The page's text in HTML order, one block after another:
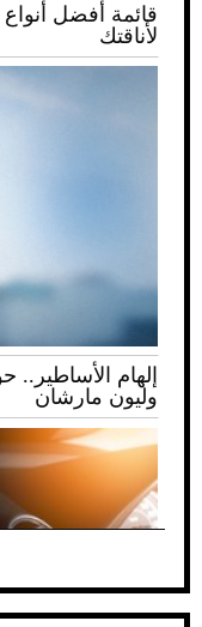
قائمة أفضل
لأناقتك
إلهام
وليون مارشان